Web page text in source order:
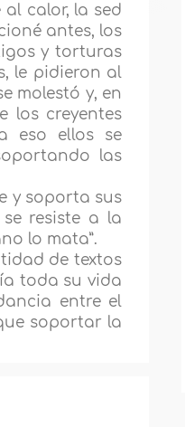
calor, la sed
antes, los
y torturas
le pidieron al
molestó y, en
los creyentes
eso ellos se
las
y soporta sus
resiste a la
lo mata”.
de textos
toda su vida
entre el
soportar la